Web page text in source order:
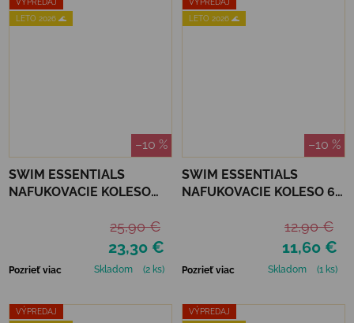
VÝPREDAJ
LETO 2026 🌊
–10 %
SWIM ESSENTIALS
NAFUKOVACIE KOLESO
23,30 €
25,90 €
Pozrieť viac Skladom (2 ks)
VÝPREDAJ
LETO 2026 🌊
–10 %
SWIM ESSENTIALS
NAFUKOVACIE KOLESO 65
11,60 €
12,90 €
Pozrieť viac Skladom (1 ks)
VÝPREDAJ
VÝPREDAJ